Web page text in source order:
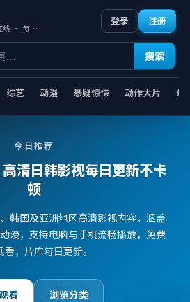
高清日韩片库 · 免费在线 · 每日更新
综艺 动漫 悬疑惊悚 动作大片 爱
搜索
登录 注册
今日推荐
清日韩影视每日更新不卡
顿
韩国及亚洲地区高清影视内容，涵盖
漫，支持电脑与手机流畅播放，免费
看，片库每日更新。
看 浏览分类